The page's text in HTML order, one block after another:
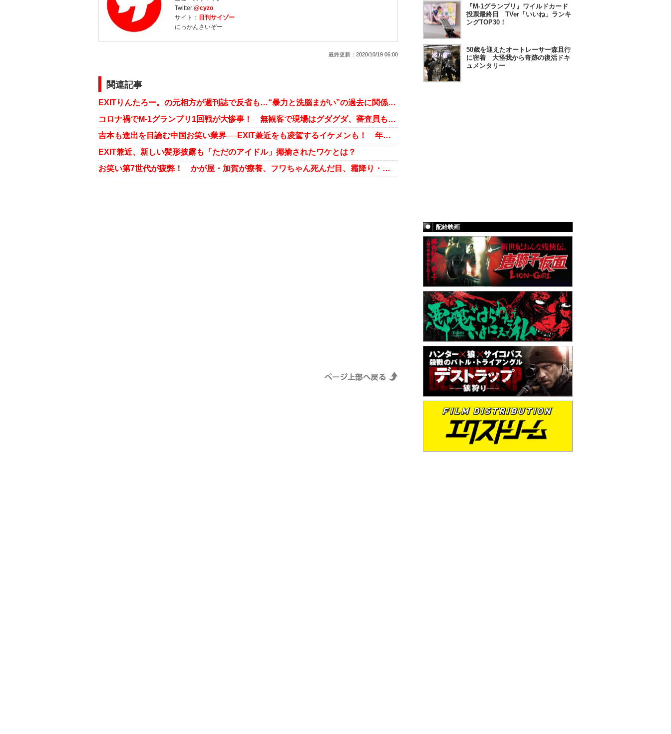
Twitter:@cyzo
サイト： 日刊サイゾー
にっかんさいぞー
最終更新： 2020/10/19 06:00
関連記事
EXITりんたろー。の元相方が週刊誌で反省も…“暴力と洗脳まがい”の過去に関係者からは今なお厳しい声
コロナ禍でM-1グランプリ1回戦が大惨事！ 無観客で現場はグダグダ、審査員もついに居眠り？
吉本も進出を目論む中国お笑い業界──EXIT兼近をも凌駕するイケメンも！ 年収億超え芸人たちのスゴさ
EXIT兼近、新しい髪形披露も「ただのアイドル」揶揄されたワケとは？
お笑い第7世代が疲弊！ かが屋・加賀が療養、フワちゃん死んだ目、霜降り・せいやラジオ2週欠席で心配の声
『M-1グランプリ』ワイルドカード
投票最終日 TVer「いいね」ランキ
ングTOP30！
50歳を迎えたオートレーサー森且行
に密着 大怪我から奇跡の復活ドキ
ュメンタリー
配給映画